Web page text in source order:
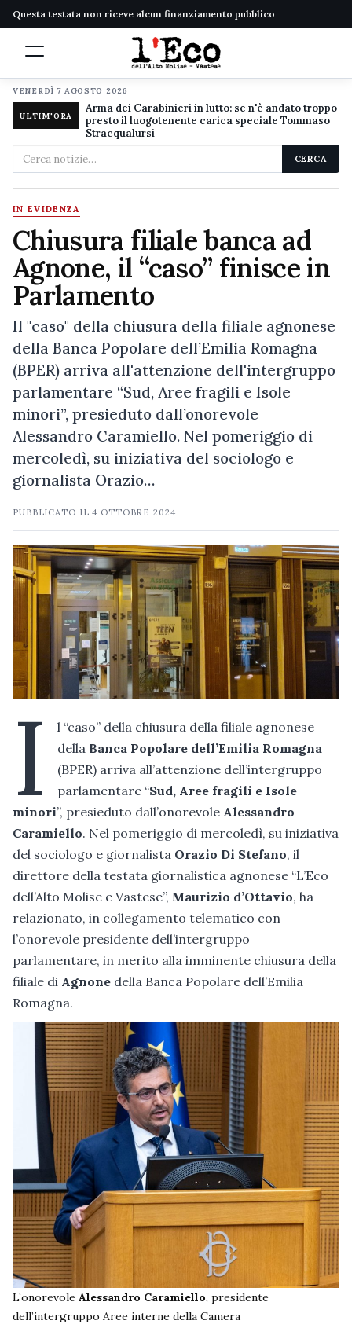
Questa testata non riceve alcun finanziamento pubblico
VENERDÌ 7 AGOSTO 2026
ULTIM'ORA
Arma dei Carabinieri in lutto: se n'è andato troppo
presto il luogotenente carica speciale Tommaso
Stracqualursi
Cerca
nel
sito
CERCA
IN EVIDENZA
Chiusura filiale banca ad
Agnone, il “caso” finisce in
Parlamento
Il "caso" della chiusura della filiale agnonese
della Banca Popolare dell’Emilia Romagna
(BPER) arriva all'attenzione dell'intergruppo
parlamentare “Sud, Aree fragili e Isole
minori”, presieduto dall’onorevole
Alessandro Caramiello. Nel pomeriggio di
mercoledì, su iniziativa del sociologo e
giornalista Orazio…
PUBBLICATO IL4 OTTOBRE 2024
I
l “caso” della chiusura della filiale agnonese
della Banca Popolare dell’Emilia Romagna
(BPER) arriva all’attenzione dell’intergruppo
parlamentare “Sud, Aree fragili e Isole
minori”, presieduto dall’onorevole Alessandro
Caramiello. Nel pomeriggio di mercoledì, su iniziativa
del sociologo e giornalista Orazio Di Stefano, il
direttore della testata giornalistica agnonese “L’Eco
dell’Alto Molise e Vastese”, Maurizio d’Ottavio, ha
relazionato, in collegamento telematico con
l’onorevole presidente dell’intergruppo
parlamentare, in merito alla imminente chiusura della
filiale di Agnone della Banca Popolare dell’Emilia
Romagna.
L’onorevole Alessandro Caramiello, presidente
dell’intergruppo Aree interne della Camera